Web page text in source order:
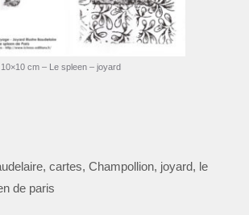
cm – Le spleen – joyard
, cartes, Champollion, joyard, le
de paris